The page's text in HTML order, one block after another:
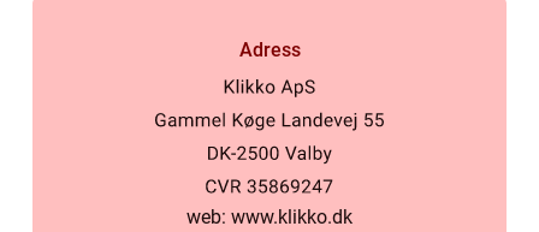
Adress
web: www.klikko.dk